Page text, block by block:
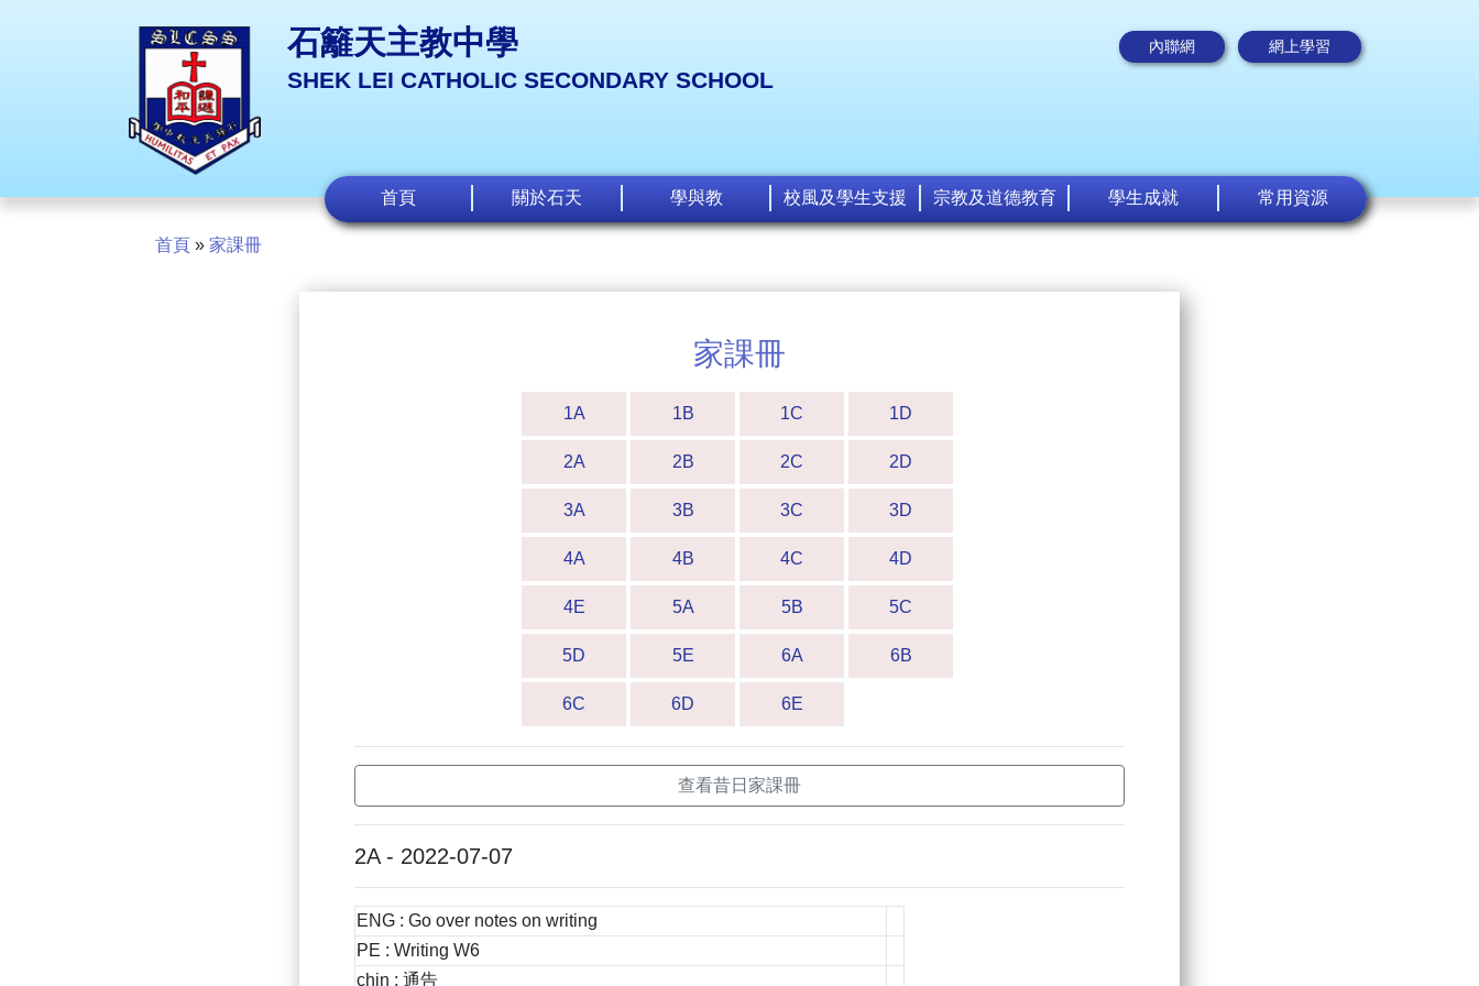
石籬天主教中學
SHEK LEI CATHOLIC SECONDARY SCHOOL
內聯網 網上學習
首頁 關於石天 學與教 校風及學生支援 宗教及道德教育 學生成就 常用資源
首頁 » 家課冊
家課冊
1A 1B 1C 1D
2A 2B 2C 2D
3A 3B 3C 3D
4A 4B 4C 4D
4E 5A 5B 5C
5D 5E 6A 6B
6C 6D 6E
查看昔日家課冊
2A - 2022-07-07
ENG : Go over notes on writing
PE : Writing W6
chin : 通告